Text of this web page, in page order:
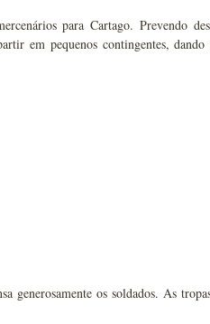
para Cartago. Prevendo
em pequenos contingentes, dando
generosamente os soldados. As